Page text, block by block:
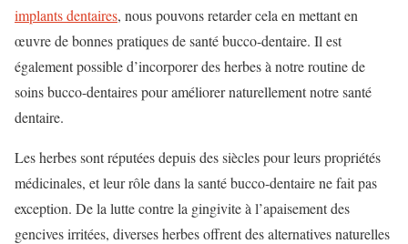
implants dentaires, nous pouvons retarder cela en mettant en
œuvre de bonnes pratiques de santé bucco-dentaire. Il est
également possible d’incorporer des herbes à notre routine de
soins bucco-dentaires pour améliorer naturellement notre santé
dentaire.
Les herbes sont réputées depuis des siècles pour leurs propriétés
médicinales, et leur rôle dans la santé bucco-dentaire ne fait pas
exception. De la lutte contre la gingivite à l’apaisement des
gencives irritées, diverses herbes offrent des alternatives naturelles